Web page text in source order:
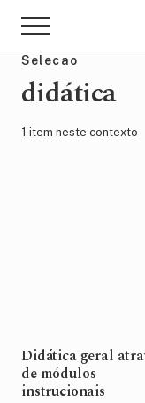
main
content
para
sidebar
primária
Menu
Selecao
didática
1 item neste contexto
Didática geral
de módulos
instrucionais